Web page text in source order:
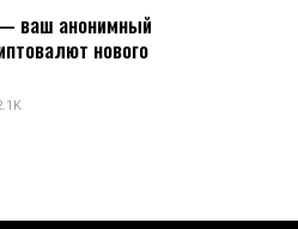
ваш анонимный
нового